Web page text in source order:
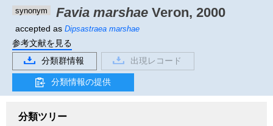
synonym Favia marshae Veron, 2000
accepted as Dipsastraea marshae
参考文献を見る
分類群情報
出現レコード
分類情報の提供
分類ツリー